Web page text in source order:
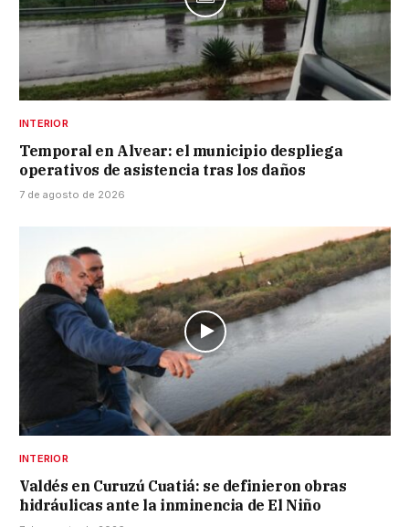
INTERIOR
Temporal en Alvear: el municipio despliega
operativos de asistencia tras los daños
7 de agosto de 2026
INTERIOR
Valdés en Curuzú Cuatiá: se definieron obras
hidráulicas ante la inminencia de El Niño